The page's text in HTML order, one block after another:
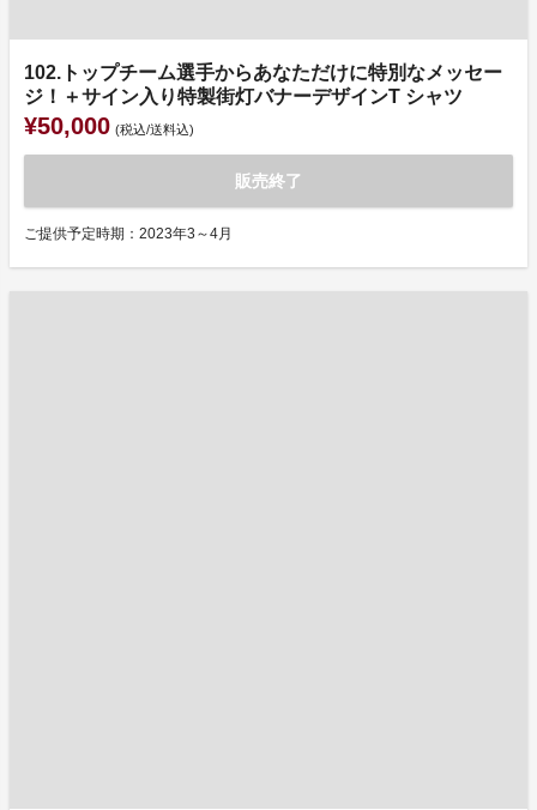
102.トップチーム選手からあなただけに特別なメッセー
ジ！＋サイン入り特製街灯バナーデザインT シャツ
¥50,000 (税込/送料込)
販売終了
ご提供予定時期：2023年3～4月